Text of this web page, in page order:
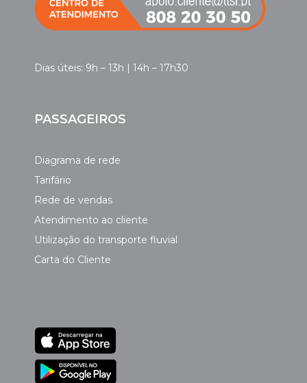
Dias úteis: 9h – 13h | 14h – 17h30
PASSAGEIROS
Diagrama de rede
Tarifário
Rede de vendas
Atendimento ao cliente
Utilização do transporte fluvial
Carta do Cliente